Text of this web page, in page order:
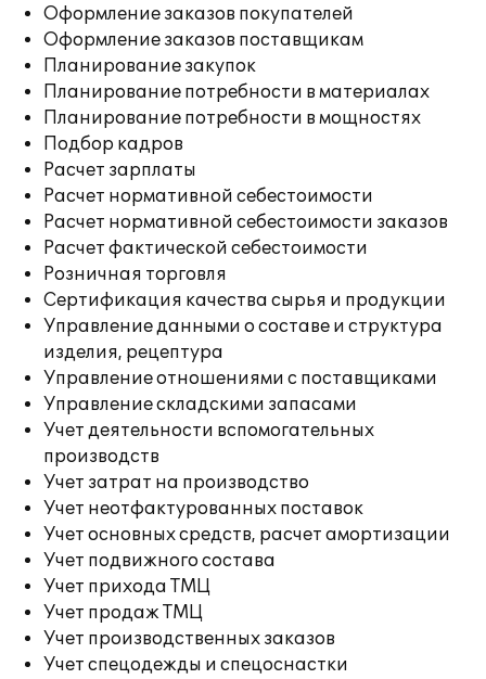
Оформление заказов покупателей
Оформление заказов поставщикам
Планирование закупок
Планирование потребности в материалах
Планирование потребности в мощностях
Подбор кадров
Расчет зарплаты
Расчет нормативной себестоимости
Расчет нормативной себестоимости заказов
Расчет фактической себестоимости
Розничная торговля
Сертификация качества сырья и продукции
Управление данными о составе и структура
изделия, рецептура
Управление отношениями с поставщиками
Управление складскими запасами
Учет деятельности вспомогательных
производств
Учет затрат на производство
Учет неотфактурованных поставок
Учет основных средств, расчет амортизации
Учет подвижного состава
Учет прихода ТМЦ
Учет продаж ТМЦ
Учет производственных заказов
Учет спецодежды и спецоснастки